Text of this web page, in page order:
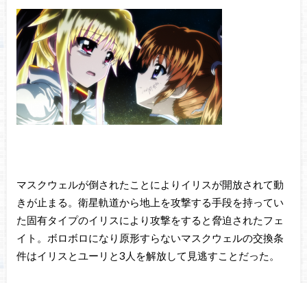
マスクウェルが倒されたことによりイリスが開放されて動
きが止まる。衛星軌道から地上を攻撃する手段を持ってい
た固有タイプのイリスにより攻撃をすると脅迫されたフェ
イト。ボロボロになり原形すらないマスクウェルの交換条
件はイリスとユーリと3人を解放して見逃すことだった。